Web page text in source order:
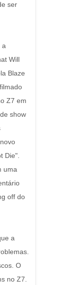
ser
a
Will
Blaze
Z7 em
show
Die".
uma
off do
a
O
no Z7.